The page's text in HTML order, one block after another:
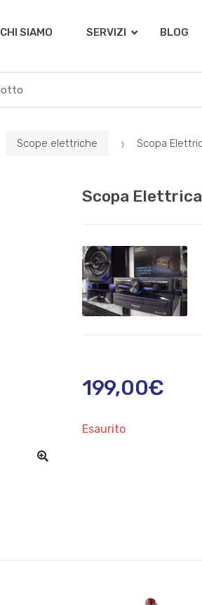
CHI SIAMO SERVIZI BLOG
Scope elettriche Scopa
Scopa Elettrica
199,00€
Esaurito